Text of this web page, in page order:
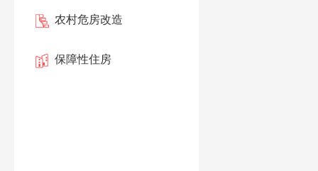
农村危房改造
保障性住房